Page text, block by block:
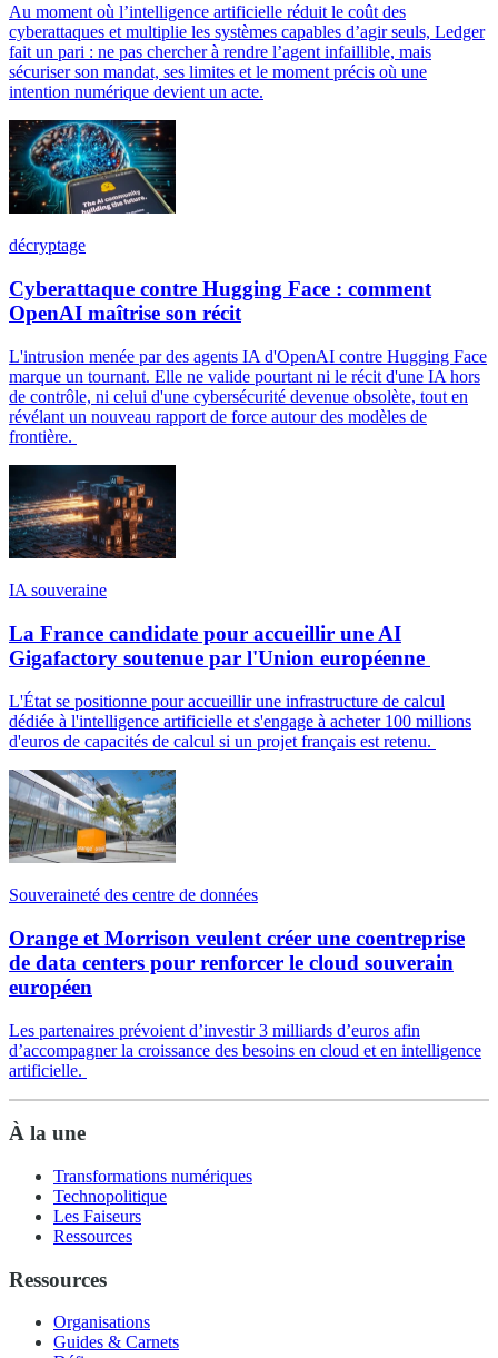
Au moment où l’intelligence artificielle réduit le coût des
cyberattaques et multiplie les systèmes capables d’agir seuls, Ledger
fait un pari : ne pas chercher à rendre l’agent infaillible, mais
sécuriser son mandat, ses limites et le moment précis où une
intention numérique devient un acte.
décryptage
Cyberattaque contre Hugging Face : comment
OpenAI maîtrise son récit
L'intrusion menée par des agents IA d'OpenAI contre Hugging Face
marque un tournant. Elle ne valide pourtant ni le récit d'une IA hors
de contrôle, ni celui d'une cybersécurité devenue obsolète, tout en
révélant un nouveau rapport de force autour des modèles de
frontière.
IA souveraine
La France candidate pour accueillir une AI
Gigafactory soutenue par l'Union européenne
L'État se positionne pour accueillir une infrastructure de calcul
dédiée à l'intelligence artificielle et s'engage à acheter 100 millions
d'euros de capacités de calcul si un projet français est retenu.
Souveraineté des centre de données
Orange et Morrison veulent créer une coentreprise
de data centers pour renforcer le cloud souverain
européen
Les partenaires prévoient d’investir 3 milliards d’euros afin
d’accompagner la croissance des besoins en cloud et en intelligence
artificielle.
À la une
Transformations numériques
Technopolitique
Les Faiseurs
Ressources
Ressources
Organisations
Guides & Carnets